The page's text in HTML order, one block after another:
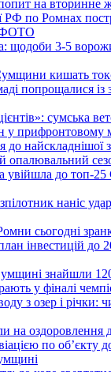
на вторинне
РФ по Ромнах
щодоби 3-5
кишать
попрощалися із
сумська
у прифронтовому
до
увійшла до топ-25
наніс
сьогодні
інвестицій до
знайшли
у фіналі
з озер і річки:
на оздоровлення
по обʼєкту